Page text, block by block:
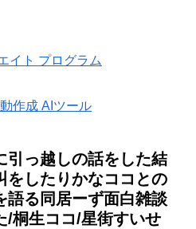
イト プログラム
作成 AIツール
引っ越しの話をした結
をしたりかなココとの
語る同居ーず面白雑談
/桐生ココ/星街すいせ